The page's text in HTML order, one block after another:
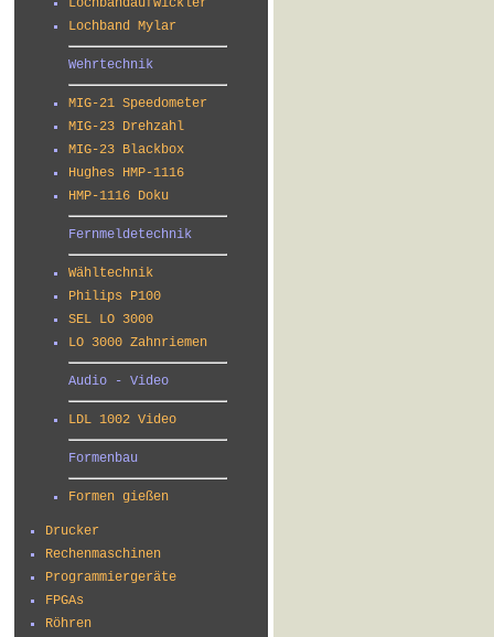
Lochbandaufwickler
Lochband Mylar
Wehrtechnik
MIG-21 Speedometer
MIG-23 Drehzahl
MIG-23 Blackbox
Hughes HMP-1116
HMP-1116 Doku
Fernmeldetechnik
Wähltechnik
Philips P100
SEL LO 3000
LO 3000 Zahnriemen
Audio - Video
LDL 1002 Video
Formenbau
Formen gießen
Drucker
Rechenmaschinen
Programmiergeräte
FPGAs
Röhren